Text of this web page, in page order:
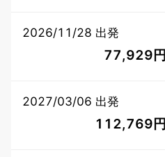
2026/11/28 出発
77,929円
2027/03/06 出発
112,769円